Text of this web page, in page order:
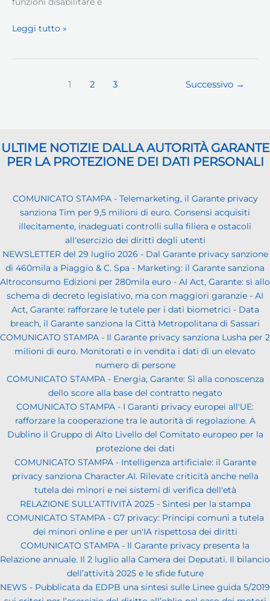
Windows
Leggi tutto »
1 2 3 Successivo →
ULTIME NOTIZIE DALLA AUTORITÀ GARANTE
PER LA PROTEZIONE DEI DATI PERSONALI
COMUNICATO STAMPA - Telemarketing, il Garante privacy
sanziona Tim per 9,5 milioni di euro. Consensi acquisiti
illecitamente, inadeguati controlli sulla filiera e ostacoli
all'esercizio dei diritti degli utenti
NEWSLETTER del 29 luglio 2026 - Dal Garante privacy sanzione
di 460mila a Piaggio & C. Spa - Marketing: il Garante sanziona
Altroconsumo Edizioni per 280mila euro - AI Act, Garante: sì allo
schema di decreto legislativo, ma con maggiori garanzie - AI
Act, Garante: rafforzare le tutele per i dati biometrici - Data
breach, il Garante sanziona la Città Metropolitana di Sassari
COMUNICATO STAMPA - Il Garante privacy sanziona Lusha per 2
milioni di euro. Monitorati e in vendita i dati di un elevato
numero di persone
COMUNICATO STAMPA - Energia, Garante: Sì alla conoscenza
dello score alla base del contratto negato
COMUNICATO STAMPA - I Garanti privacy europei all'UE:
rafforzare la cooperazione tra le autorità di regolazione. A
Dublino il Gruppo di Alto Livello del Comitato europeo per la
protezione dei dati
COMUNICATO STAMPA - Intelligenza artificiale: il Garante
privacy sanziona Character.AI. Rilevate criticità anche nella
tutela dei minori e nei sistemi di verifica dell'età
RELAZIONE SULL’ATTIVITÀ 2025 - Sintesi per la stampa
COMUNICATO STAMPA - G7 privacy: Principi comuni a tutela
dei minori online e per un'IA rispettosa dei diritti
COMUNICATO STAMPA - Il Garante privacy presenta la
Relazione annuale. Il 2 luglio alla Camera dei Deputati. Il bilancio
dell’attività 2025 e le sfide future
NEWS - Pubblicata da EDPB una sintesi sulle Linee guida 5/2019